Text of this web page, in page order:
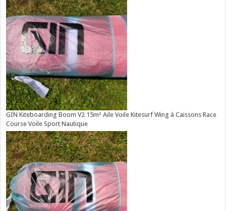
GIN Kiteboarding Boom V2 15m² Aile Voile Kitesurf Wing à Caissons Race
Course Voile Sport Nautique